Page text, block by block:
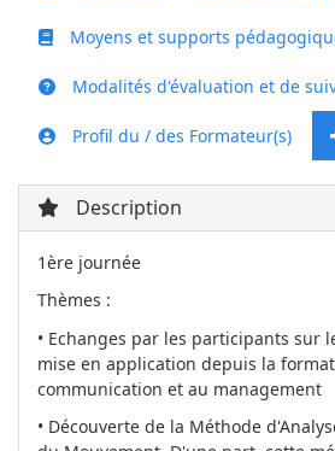
Moyens et supports
Modalités d'évaluation et de
Profil du / des Formateur(s)
Description
1ère journée
Thèmes :
• Echanges par les participants sur
mise en application depuis la
communication et au management
• Découverte de la Méthode